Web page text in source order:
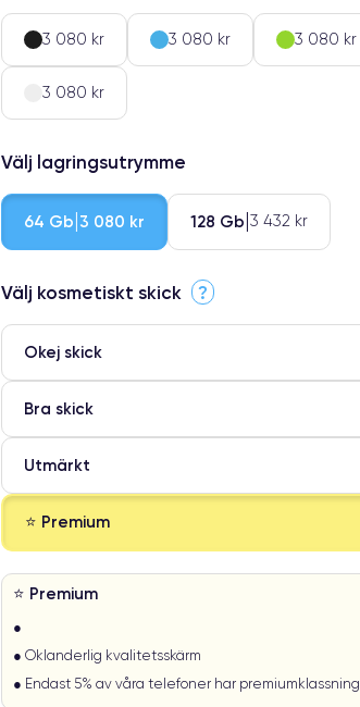
3 080 kr 3 080 kr 3 080 kr
3 080 kr
Välj lagringsutrymme
64 Gb 3 080 kr 128 Gb 3 432 kr
Välj kosmetiskt skick ?
Okej skick
Bra skick
Utmärkt
⭐ Premium
⭐ Premium
●
● Oklanderlig kvalitetsskärm
● Endast 5% av våra telefoner har premiumklassning